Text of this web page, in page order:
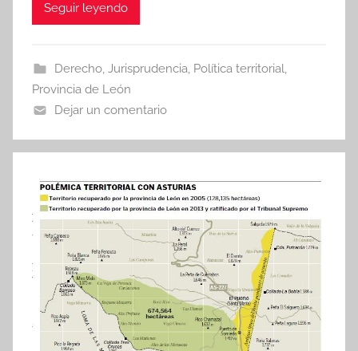
Seguir leyendo
Derecho, Jurisprudencia, Política territorial,
Provincia de León
Dejar un comentario